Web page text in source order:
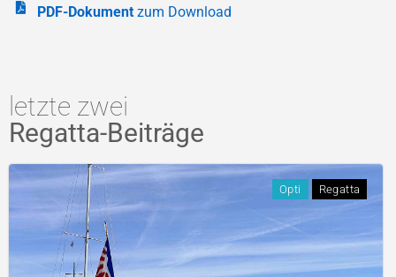
PDF-Dokumentzum Download
letzte zwei
Regatta-Beiträge
Opti Regatta